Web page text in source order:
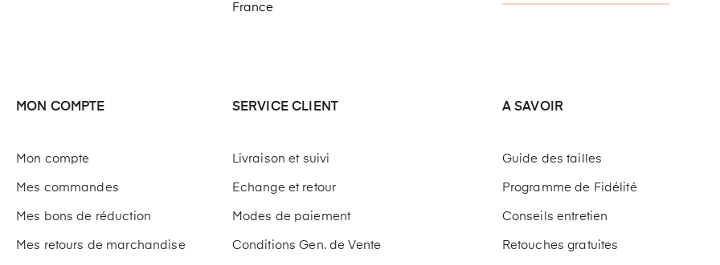
France
MON COMPTE
Mon compte
Mes commandes
Mes bons de réduction
Mes retours de marchandise
SERVICE CLIENT
Livraison et suivi
Echange et retour
Modes de paiement
Conditions Gen. de Vente
A SAVOIR
Guide des tailles
Programme de Fidélité
Conseils entretien
Retouches gratuites